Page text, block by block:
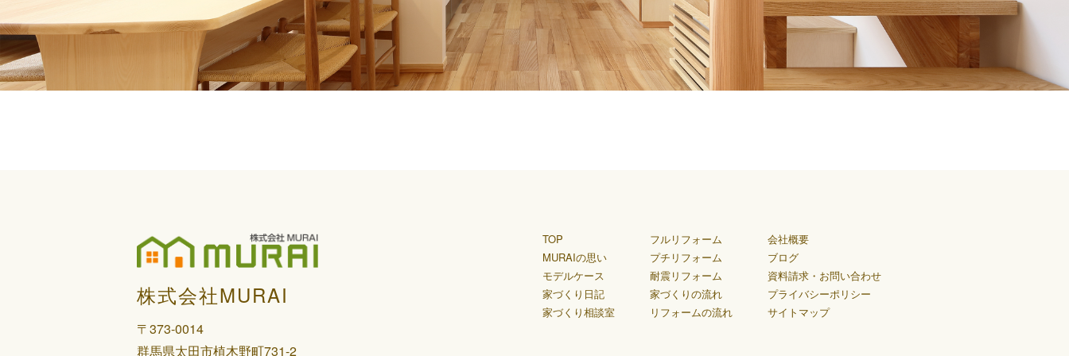
株式会社MURAI
〒373-0014
群馬県太田市植木野町731-2
TOP
MURAIの思い
モデルケース
家づくり日記
家づくり相談室
フルリフォーム
プチリフォーム
耐震リフォーム
家づくりの流れ
リフォームの流れ
会社概要
ブログ
資料請求・お問い合わせ
プライバシーポリシー
サイトマップ